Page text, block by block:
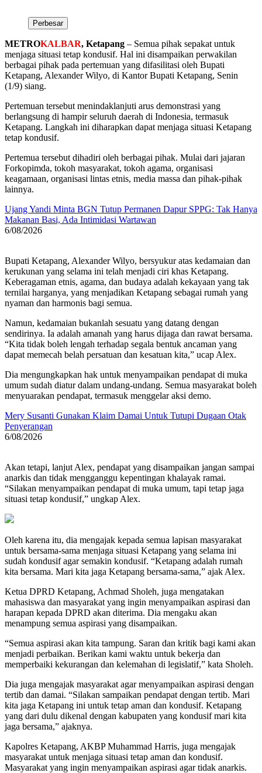
Perbesar
METROKALBAR, Ketapang – Semua pihak sepakat untuk
menjaga situasi tetap kondusif. Hal ini disampaikan perwakilan
berbagai pihak pada pertemuan yang difasilitasi oleh Bupati
Ketapang, Alexander Wilyo, di Kantor Bupati Ketapang, Senin
(1/9) siang.
Pertemuan tersebut menindaklanjuti arus demonstrasi yang
berlangsung di hampir seluruh daerah di Indonesia, termasuk
Ketapang. Langkah ini diharapkan dapat menjaga situasi Ketapang
tetap kondusif.
Pertemua tersebut dihadiri oleh berbagai pihak. Mulai dari jajaran
Forkopimda, tokoh masyarakat, tokoh agama, organisasi
keagamaan, organisasi lintas etnis, media massa dan pihak-pihak
lainnya.
Ujang Yandi Minta BGN Tutup Permanen Dapur SPPG: Tak Hanya
Makanan Basi, Ada Intimidasi Wartawan
6/08/2026
Bupati Ketapang, Alexander Wilyo, bersyukur atas kedamaian dan
kerukunan yang selama ini telah menjadi ciri khas Ketapang.
Keberagaman etnis, agama, dan budaya adalah kekayaan yang tak
ternilai harganya, yang menjadikan Ketapang sebagai rumah yang
nyaman dan harmonis bagi semua.
Namun, kedamaian bukanlah sesuatu yang datang dengan
sendirinya. Ia adalah amanah yang harus dijaga dan rawat bersama.
“Kita tidak boleh lengah terhadap segala bentuk ancaman yang
dapat memecah belah persatuan dan kesatuan kita,” ucap Alex.
Dia mengungkapkan hak untuk menyampaikan pendapat di muka
umum sudah diatur dalam undang-undang. Semua masyarakat boleh
menyuarakan pendapat, termasuk menggelar aksi demo.
Mery Susanti Gunakan Klaim Damai Untuk Tutupi Dugaan Otak
Penyerangan
6/08/2026
Akan tetapi, lanjut Alex, pendapat yang disampaikan jangan sampai
anarkis dan tidak mengganggu kepentingan khalayak ramai.
“Silakan menyampaikan pendapat di muka umum, tapi tetap jaga
situasi tetap kondusif,” ungkap Alex.
Oleh karena itu, dia mengajak kepada semua lapisan masyarakat
untuk bersama-sama menjaga situasi Ketapang yang selama ini
sudah kondusif agar semakin kondusif. “Ketapang adalah rumah
kita bersama. Mari kita jaga Ketapang bersama-sama,” ajak Alex.
Ketua DPRD Ketapang, Achmad Sholeh, juga mengatakan
mahasiswa dan masyarakat yang ingin menyampaikan aspirasi dan
harapan kepada DPRD akan diterima. Dia mengaku akan
menampung semua aspirasi yang disampaikan.
“Semua aspirasi akan kita tampung. Saran dan kritik bagi kami akan
menjadi perbaikan. Berikan kami waktu untuk bekerja dan
memperbaiki kekurangan dan kelemahan di legislatif,” kata Sholeh.
Dia juga mengajak masyarakat agar menyampaikan aspirasi dengan
tertib dan damai. “Silakan sampaikan pendapat dengan tertib. Mari
kita jaga Ketapang ini untuk tetap aman dan kondusif. Ketapang
yang dari dulu dikenal dengan kabupaten yang kondusif mari kita
jaga bersama,” ajaknya.
Kapolres Ketapang, AKBP Muhammad Harris, juga mengajak
masyarakat untuk menjaga situasi tetap aman dan kondusif.
Masyarakat yang ingin menyampaikan aspirasi agar tidak anarkis.